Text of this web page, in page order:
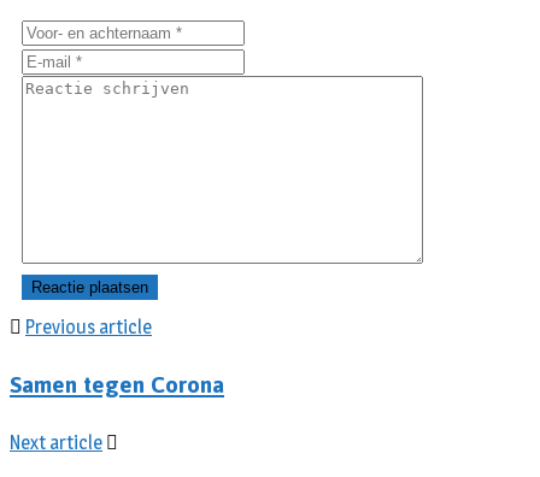
Previous article
Samen tegen Corona
Next article